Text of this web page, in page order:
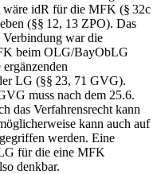
wäre idR für die MFK (§ 32c
(§§ 12, 13 ZPO). Das
Verbindung war die
beim OLG/BayObLG
LG (§§ 23, 71 GVG).
muss nach dem 25.6.​
das Verfahrensrecht kann
kann auch auf
werden. Eine
für die eine MFK
denkbar.